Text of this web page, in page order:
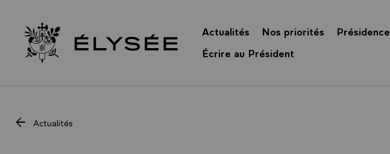
Retour à l’accueil Élysée
Actualités Nos priorités
Présidence
Écrire au Président
Actualités